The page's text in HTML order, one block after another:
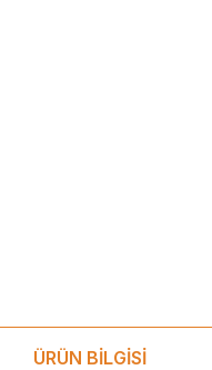
ÜRÜN BİLGİSİ